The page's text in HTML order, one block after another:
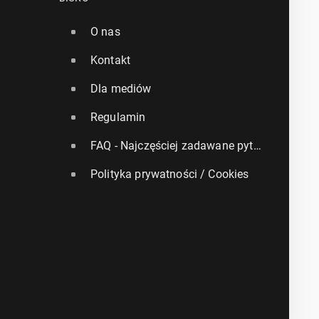
O nas
Kontakt
Dla mediów
Regulamin
FAQ - Najczęściej zadawane pytania
Polityka prywatności / Cookies